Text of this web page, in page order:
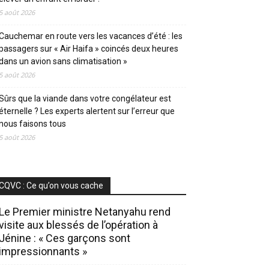
août 2026
en route vers les vacances d’été : les
sur « Air Haifa » coincés deux heures
un avion sans climatisation »
août 2026
que la viande dans votre congélateur est
? Les experts alertent sur l’erreur que
faisons tous
août 2026
: Ce qu’on vous cache
Premier ministre Netanyahu rend
aux blessés de l’opération à
: « Ces garçons sont
»